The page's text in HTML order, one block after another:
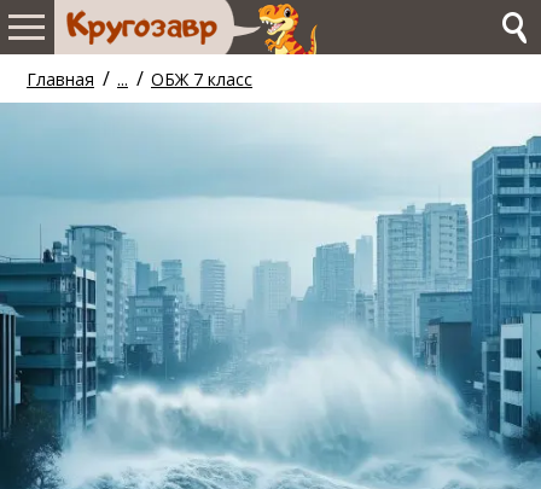
Главная / ... / ОБЖ 7 класс